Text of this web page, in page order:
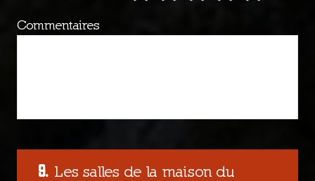
Commentaires
Les salles de la maison du